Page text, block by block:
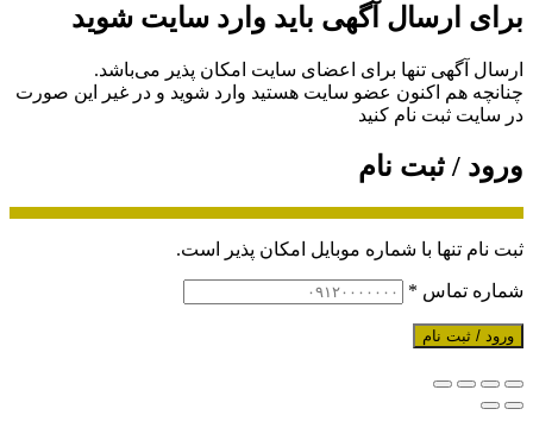
برای ارسال آگهی باید وارد سایت شوید
ارسال آگهی تنها برای اعضای سایت امکان پذیر می‌باشد.
چنانچه هم‌ اکنون عضو سایت هستید وارد شوید و در غیر این صورت
در سایت ثبت نام کنید
ورود / ثبت نام
ثبت نام تنها با شماره موبایل امکان پذیر است.
شماره تماس *
ورود / ثبت نام